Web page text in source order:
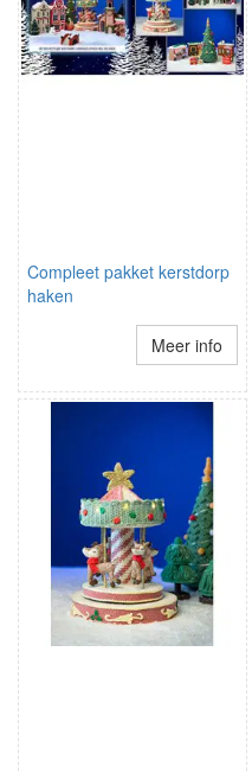
Compleet pakket kerstdorp
haken
Meer info